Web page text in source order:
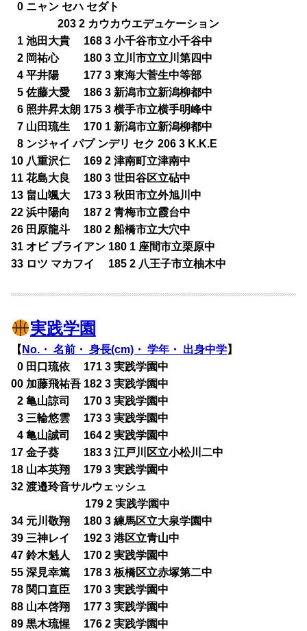
00 ニャン セハ セダト
203 2 カウカウエデュケーション
1 池田大貴 168 3 小千谷市立小千谷中
02 岡祐心 180 3 立川市立立川第四中
04 平井陽 177 3 東海大菅生中等部
05 佐藤大愛 186 3 新潟市立新潟柳都中
06 照井昇太朗 175 3 横手市立横手明峰中
07 山田琉生 170 1 新潟市立新潟柳都中
08 ンジャイ パプ ンデリ セク 206 3 K.K.E
10 八重沢仁 169 2 津南町立津南中
11 花島大良 180 3 世田谷区立砧中
13 畠山颯大 173 3 秋田市立外旭川中
22 浜中陽向 187 2 青梅市立霞台中
26 田原龍斗 180 2 船橋市立大穴中
31 オビ ブライアン 180 1 座間市立栗原中
33 ロツ マカフイ 185 2 八王子市立柚木中
実践学園
【 No.・ 名前・ 身長(cm)・ 学年・ 出身中学】
00 田口琉依 171 3 実践学園中
00 加藤飛祐吾 182 3 実践学園中
02 亀山諒司 170 3 実践学園中
03 三輪悠雲 173 3 実践学園中
04 亀山誠司 164 2 実践学園中
17 金子葵 183 3 江戸川区立小松川二中
18 山本英翔 179 3 実践学園中
32 渡邉玲音サルウェッシュ
179 2 実践学園中
34 元川敬翔 180 3 練馬区立大泉学園中
39 三神レイ 192 3 港区立青山中
47 鈴木魁人 170 2 実践学園中
55 深見幸篤 178 3 板橋区立赤塚第二中
78 関口直臣 170 3 実践学園中
88 山本啓翔 177 3 実践学園中
89 黒木琉惺 176 2 実践学園中